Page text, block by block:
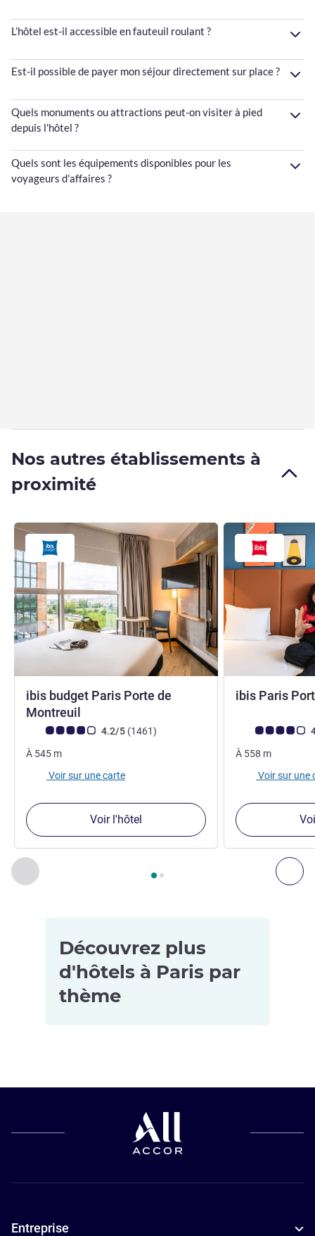
L’hôtel est-il accessible en fauteuil roulant ?
Est-il possible de payer mon séjour directement sur place ?
Quels monuments ou attractions peut-on visiter à pied
depuis l'hôtel ?
Quels sont les équipements disponibles pour les
voyageurs d'affaires ?
Nos autres établissements à
proximité
Précédent - Nos autres établissements à proximité
Page , Nos autres établissements à proximité 1 :,
ibis budget Paris Porte de
Montreuil
Note Avis clients (Note ALL)
4.2/5 (1461avis
)
À 545 m
Voir sur une carte
Voir l'hôtel
ibis Paris
Note Avis clients
À 558 m
Voir sur une
Découvrez plus
d'hôtels à Paris par
thème
les petits
Paris
Hôtels avec
piscine à
Hôtels de
Appart'hôtels
Entreprise